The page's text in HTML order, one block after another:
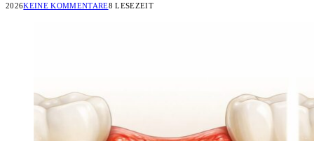
2026KEINE KOMMENTARE8 LESEZEIT